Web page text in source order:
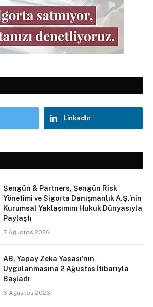
LinkedIn
Şengün & Partners, Şengün Risk
Yönetimi ve Sigorta Danışmanlık A.Ş.’nin
Kurumsal Yaklaşımını Hukuk Dünyasıyla
Paylaştı
7 Ağustos 2026
AB, Yapay Zeka Yasası’nın
Uygulanmasına 2 Ağustos İtibarıyla
Başladı
6 Ağustos 2026